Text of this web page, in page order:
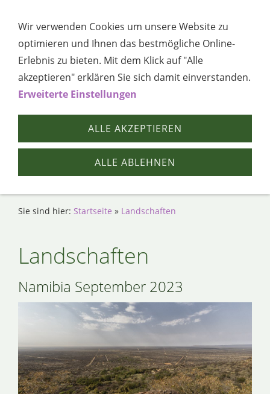
Sie sind hier: Startseite » Landschaften
Landschaften
Namibia September 2023
Wir verwenden Cookies um unsere Website zu
optimieren und Ihnen das bestmögliche Online-
Erlebnis zu bieten. Mit dem Klick auf "Alle
akzeptieren" erklären Sie sich damit einverstanden.
Erweiterte Einstellungen
ALLE AKZEPTIEREN
ALLE ABLEHNEN